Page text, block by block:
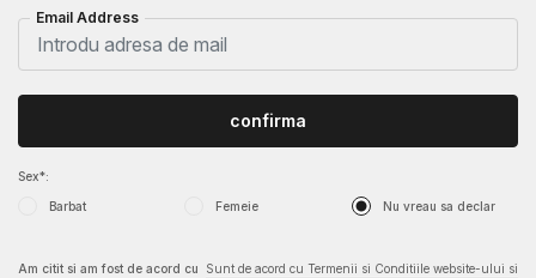
Email Address
Sex*:
Barbat Femeie Nu vreau sa declar
confirma
Am citit si am fost de acord cu
Sunt de acord cu Termenii si Conditiile website-ului si